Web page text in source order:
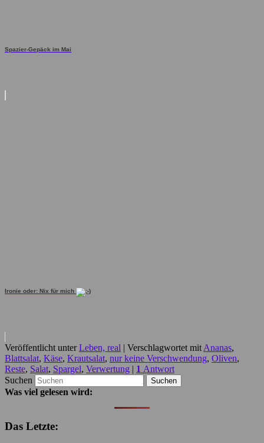
Spazier-Gepäck im Mai
Ironie oder: Nix für mich
Veröffentlicht unter Leben, real | Verschlagwortet mit Ananas,
Blattsalat, Käse, Krautsalat, nur keine Verschwendung, Oliven,
Reste, Salat, Spargel, Verwertung | 1 Antwort
Suchen
Was viel gelesen wird:
Das Letzte: